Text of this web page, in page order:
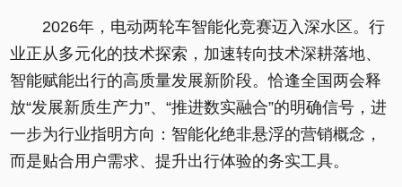
2026年，电动两轮车智能化竞赛迈入深水区。行
业正从多元化的技术探索，加速转向技术深耕落地、
智能赋能出行的高质量发展新阶段。恰逢全国两会释
放“发展新质生产力”、“推进数实融合”的明确信号，进
一步为行业指明方向：智能化绝非悬浮的营销概念，
而是贴合用户需求、提升出行体验的务实工具。